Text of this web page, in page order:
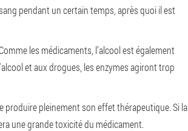
pendant un certain temps, après quoi il est
les médicaments, l’alcool est également
et aux drogues, les enzymes agiront trop
pleinement son effet thérapeutique. Si la
une grande toxicité du médicament.